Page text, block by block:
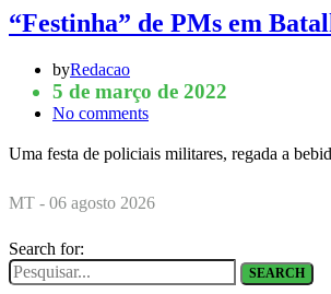
“Festinha” de PMs em
byRedacao
5 de março de 2022
No comments
Uma festa de policiais militares, regada a
MT - 06 agosto 2026
Search for:
SEARCH